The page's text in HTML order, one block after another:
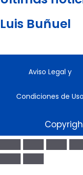
Luis Buñuel
Aviso Legal y
Condiciones de Uso